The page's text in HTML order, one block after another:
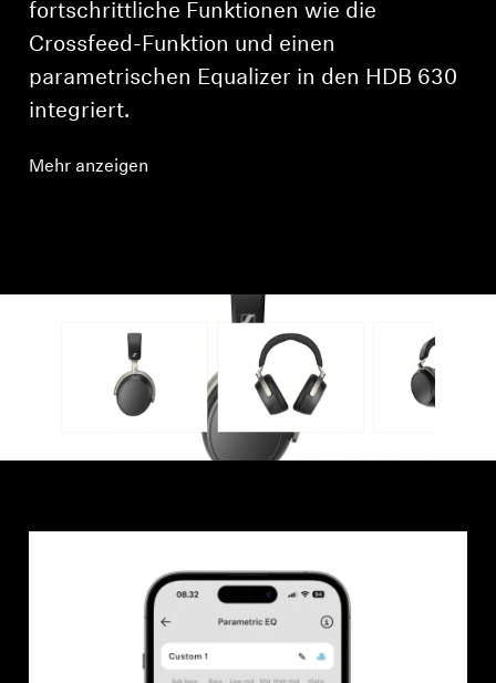
fortschrittliche Funktionen wie die
Crossfeed-Funktion und einen
parametrischen Equalizer in den HDB 630
integriert.
Mehr anzeigen